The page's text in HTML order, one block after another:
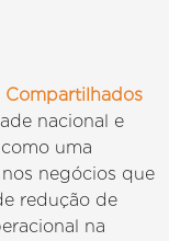
Compartilhados
nacional e
uma
negócios que
redução de
na